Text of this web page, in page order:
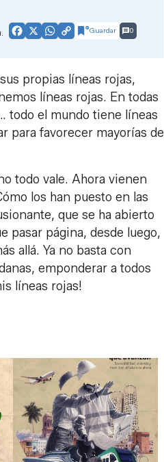
Facebook
X WhatsApp
CopyGuardar 0
propias líneas rojas,
líneas rojas. En todas
todo el mundo tiene líneas
para favorecer mayorías de
todo vale. Ahora vienen
los han puesto en las
que se ha abierto
pasar página, desde luego,
allá. Ya no basta con
emponderar a todos
líneas rojas!